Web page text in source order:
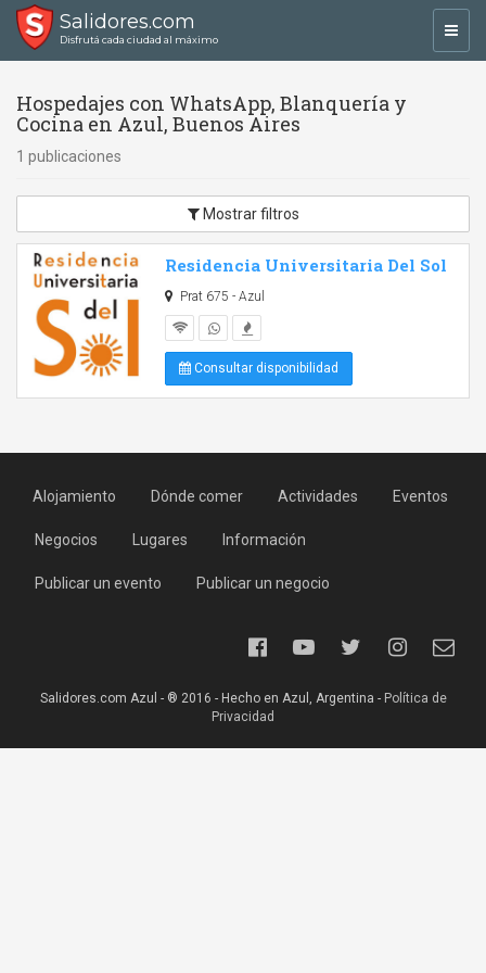
Salidores.com
Disfrutá cada ciudad al máximo
Hospedajes con WhatsApp, Blanquería y
Cocina en Azul, Buenos Aires
1 publicaciones
Mostrar filtros
Residencia Universitaria Del Sol
Prat 675 - Azul
Consultar disponibilidad
Alojamiento Dónde comer Actividades Eventos
Negocios Lugares Información
Publicar un evento Publicar un negocio
Salidores.com Azul - ® 2016 - Hecho en Azul, Argentina - Política de
Privacidad